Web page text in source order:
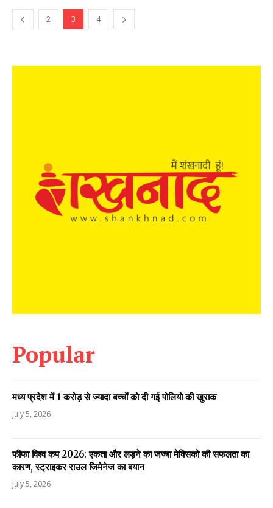
2 3 4
Popular
मध्य प्रदेश में 1 करोड़ से ज्यादा बच्चों को दी गई पोलियो की खुराक
July 5, 2026
फीफा विश्व कप 2026: एकता और लड़ने का जज्बा मेक्सिको की सफलता का
कारण, स्ट्राइकर राउल जिमेनेज का बयान
July 5, 2026